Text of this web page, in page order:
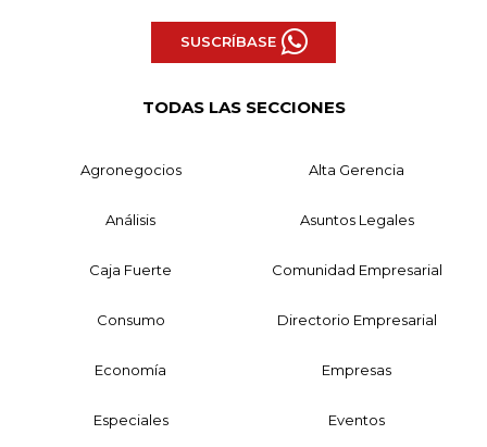
SUSCRÍBASE
TODAS LAS SECCIONES
Agronegocios Alta Gerencia
Análisis Asuntos Legales
Caja Fuerte Comunidad Empresarial
Consumo Directorio Empresarial
Economía Empresas
Especiales Eventos